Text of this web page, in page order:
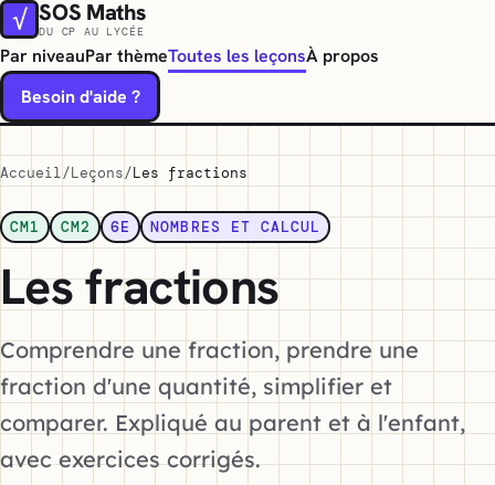
√ SOS Maths
DU CP AU LYCÉE
Par niveauPar thèmeToutes les leçonsÀ propos
Besoin d'aide ?
Accueil Leçons Les fractions
CM1 CM2 6E NOMBRES ET CALCUL
Les fractions
Comprendre une fraction, prendre une
fraction d'une quantité, simplifier et
comparer. Expliqué au parent et à l'enfant,
avec exercices corrigés.